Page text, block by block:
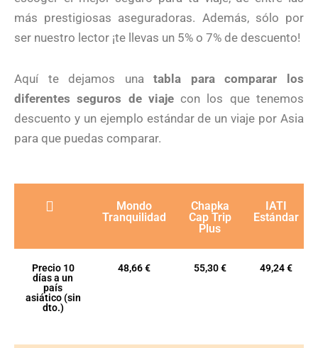
más prestigiosas aseguradoras. Además, sólo por
ser nuestro lector ¡te llevas un 5% o 7% de descuento!
Aquí te dejamos unatabla para comparar los
diferentes seguros de viajecon los que tenemos
descuento y un ejemplo estándar de un viaje por Asia
para que puedas comparar.
Mondo
Tranquilidad
Chapka
Cap Trip
Plus
IATI
Estándar
Precio 10
días a un
país
asiático (sin
dto.)
48,66 € 55,30 € 49,24 €